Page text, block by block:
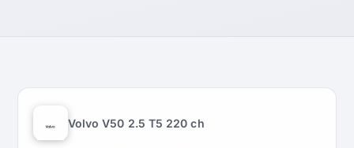
Volvo V50 2.5 T5 220 ch